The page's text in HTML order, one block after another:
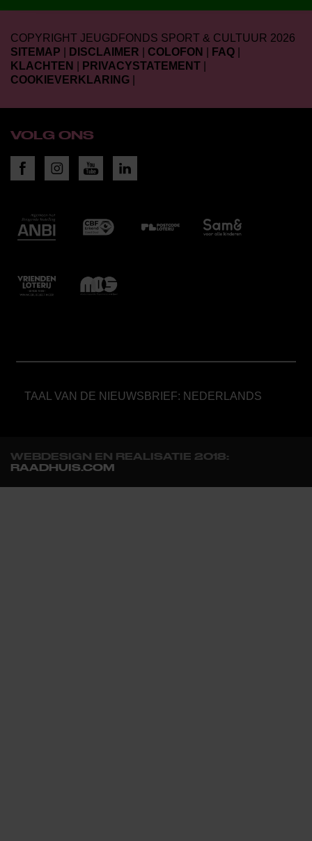
COPYRIGHT JEUGDFONDS SPORT & CULTUUR 2026
SITEMAP
DISCLAIMER COLOFON FAQ
KLACHTEN
PRIVACYSTATEMENT
COOKIEVERKLARING
VOLG ONS
TAAL VAN DE NIEUWSBRIEF: NEDERLANDS
WEBDESIGN EN REALISATIE 2018:
RAADHUIS.COM